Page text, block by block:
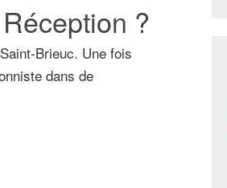
?
Brieuc. Une fois
dans de